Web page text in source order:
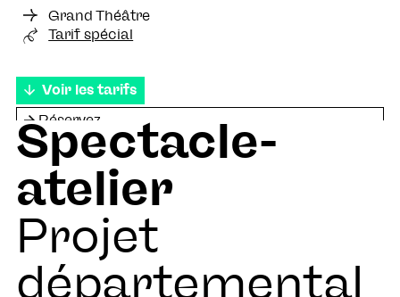
Grand Théâtre
Tarif spécial
Voir les tarifs
Réservez
Prenez votre carte
Spectacle-
atelier
Projet
départemental